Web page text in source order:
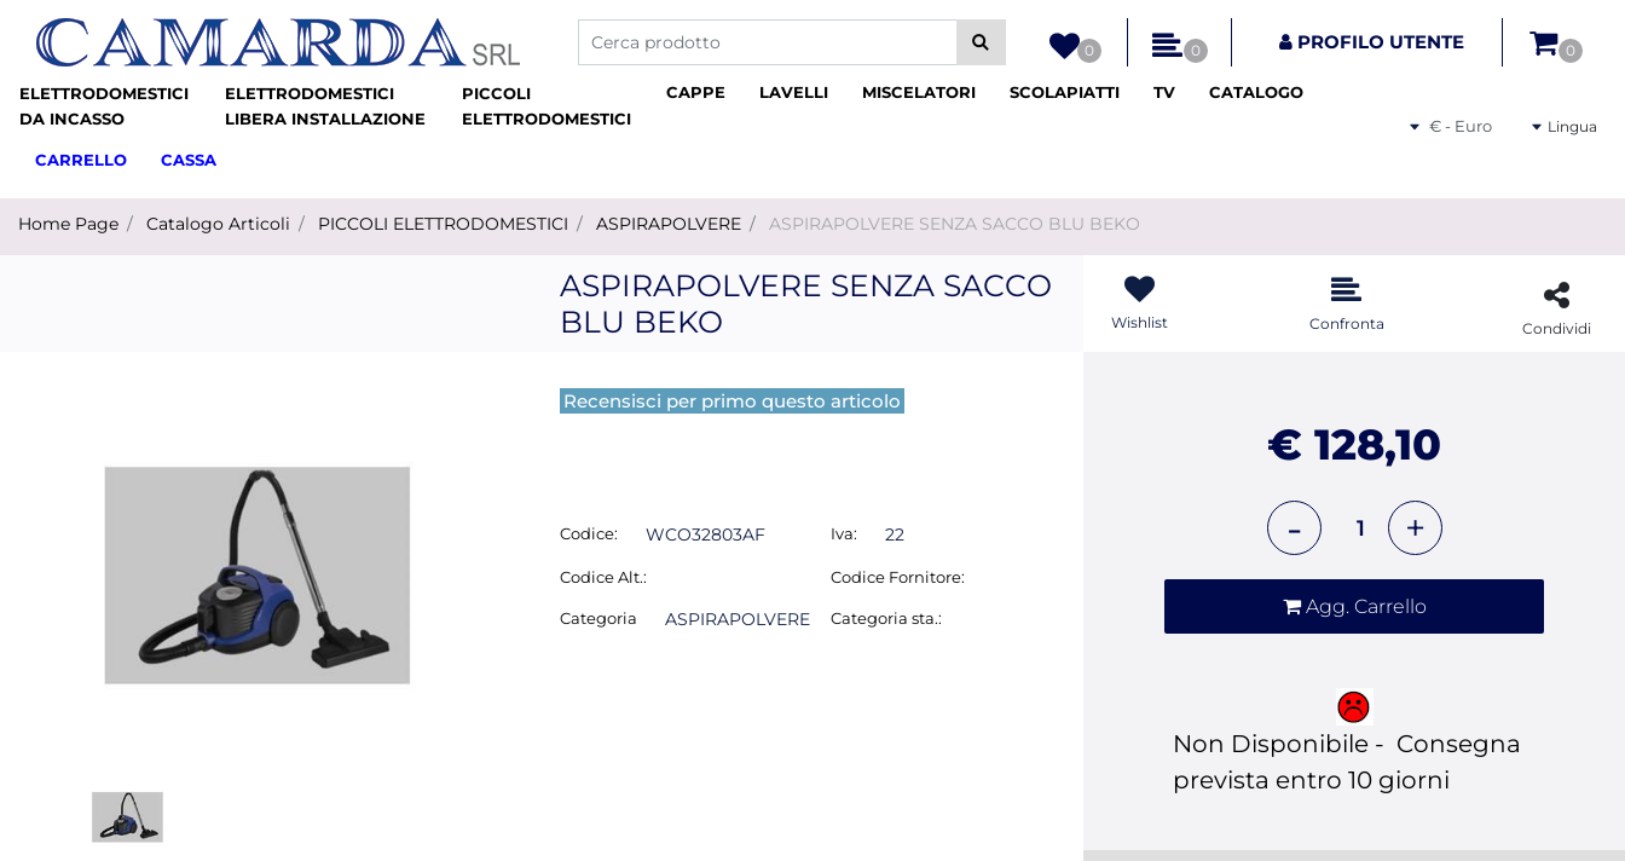
La modifica di un filtro aggiorna automaticamente gli altri filtri disponibili.
0 0 PROFILO UTENTE 0
ELETTRODOMESTICI
DA INCASSO
ELETTRODOMESTICI
LIBERA INSTALLAZIONE
PICCOLI
ELETTRODOMESTICI
CAPPE LAVELLI MISCELATORI SCOLAPIATTI TV CATALOGO
CARRELLO CASSA
Seleziona una valutaLingua
Home Page Catalogo Articoli PICCOLI ELETTRODOMESTICI ASPIRAPOLVERE ASPIRAPOLVERE SENZA SACCO BLU BEKO
ASPIRAPOLVERE SENZA SACCO
BLU BEKO
Recensisci per primo questo articolo
Codice: WCO32803AF
Codice Alt.:
Categoria ASPIRAPOLVERE
Iva: 22
Codice Fornitore:
Categoria sta.:
Wishlist Confronta Condividi
€ 128,10
Agg. Carrello
Non Disponibile - Consegna
prevista entro 10 giorni